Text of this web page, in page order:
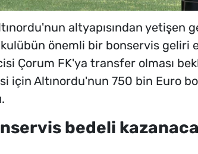
altyapısından yetişen
önemli bir bonservis geliri
Çorum FK'ya transfer olması
için Altınordu'nun 750 bin Euro
bedeli